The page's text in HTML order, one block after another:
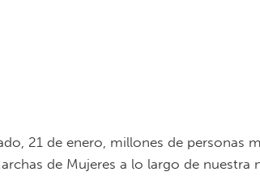
21 de enero, millones de personas
de Mujeres a lo largo de nuestra